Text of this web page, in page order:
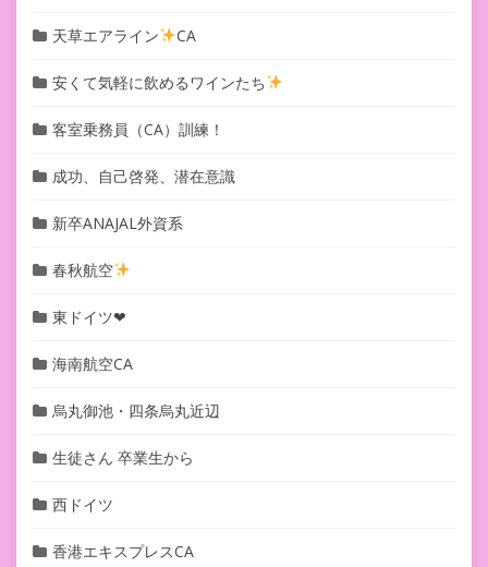
天草エアライン CA
安くて気軽に飲めるワインたち
客室乗務員（CA）訓練！
成功、自己啓発、潜在意識
新卒ANAJAL外資系
春秋航空
東ドイツ❤︎
海南航空CA
烏丸御池・四条烏丸近辺
生徒さん 卒業生から
西ドイツ
香港エキスプレスCA